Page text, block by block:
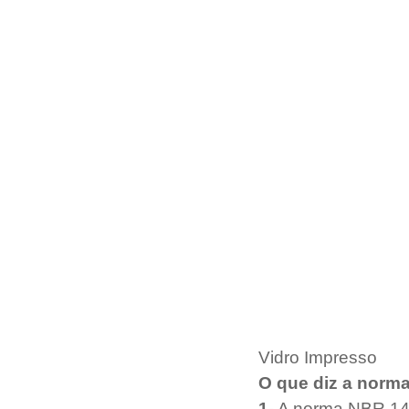
Vidro Impresso
O que diz a